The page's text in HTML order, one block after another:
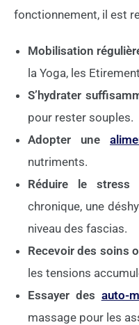
fonctionnement, il est
Mobilisation
la Yoga, les
S’hydrater
pour rester souples.
Adopter une
nutriments.
Réduire le stress
chronique, une
niveau des fascias.
Recevoir des soins
les tensions
Essayer des auto-
massage pour les